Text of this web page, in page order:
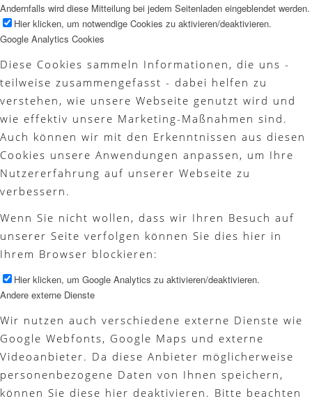
Andernfalls wird diese Mitteilung bei jedem Seitenladen eingeblendet werden.
Hier klicken, um notwendige Cookies zu aktivieren/deaktivieren.
Google Analytics Cookies
Diese Cookies sammeln Informationen, die uns -
teilweise zusammengefasst - dabei helfen zu
verstehen, wie unsere Webseite genutzt wird und
wie effektiv unsere Marketing-Maßnahmen sind.
Auch können wir mit den Erkenntnissen aus diesen
Cookies unsere Anwendungen anpassen, um Ihre
Nutzererfahrung auf unserer Webseite zu
verbessern.
Wenn Sie nicht wollen, dass wir Ihren Besuch auf
unserer Seite verfolgen können Sie dies hier in
Ihrem Browser blockieren:
Hier klicken, um Google Analytics zu aktivieren/deaktivieren.
Andere externe Dienste
Wir nutzen auch verschiedene externe Dienste wie
Google Webfonts, Google Maps und externe
Videoanbieter. Da diese Anbieter möglicherweise
personenbezogene Daten von Ihnen speichern,
können Sie diese hier deaktivieren. Bitte beachten